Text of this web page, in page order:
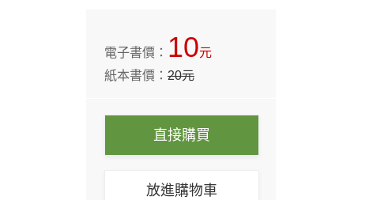
電子書價： 10元
紙本書價：20元
直接購買
放進購物車